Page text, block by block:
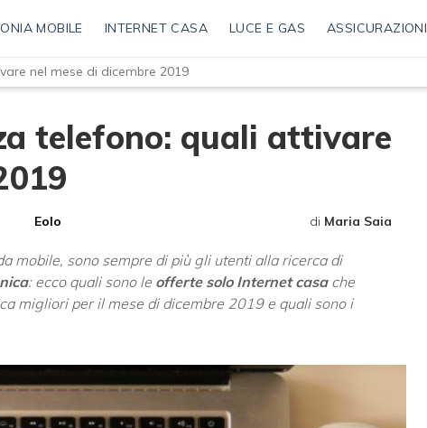
MOBILE INTERNET CASA LUCE E GAS ASSICURAZIONI
nel mese di dicembre 2019
telefono: quali attivare
Eolo di Maria Saia
mobile, sono sempre di più gli utenti alla ricerca di
: ecco quali sono le offerte solo Internet casache
migliori per il mese di dicembre 2019 e quali sono i